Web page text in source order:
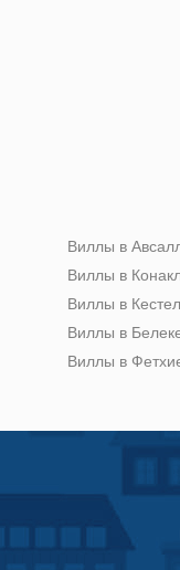
Виллы в
Виллы в
Виллы в
Виллы в
Виллы в